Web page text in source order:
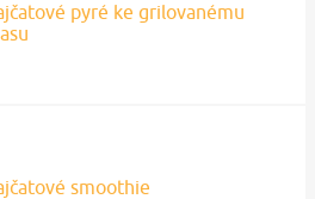
pyré ke grilovanému
smoothie